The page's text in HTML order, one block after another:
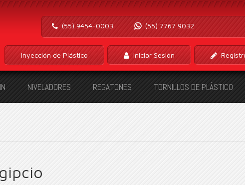
(55) 9454-0003 (55) 7767 9032
Inyección de Plástico Iniciar Sesión
NIVELADORES REGATONES TORNILLOS DE PLÁSTICO